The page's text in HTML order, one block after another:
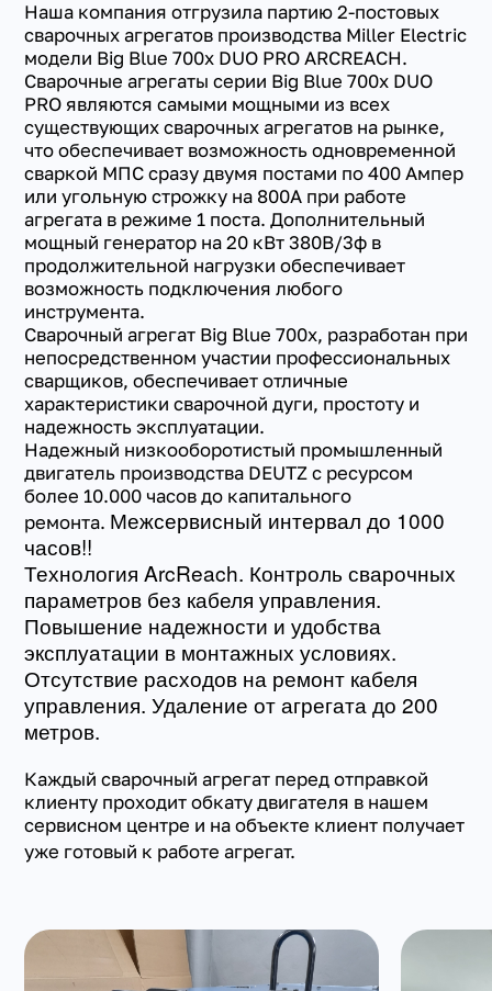
Наша компания отгрузила партию 2-постовых
сварочных агрегатов производства Miller Electric
модели Big Blue 700x DUO PRO ARCREACH.
Сварочные агрегаты серии Big Blue 700x DUO
PRO являются самыми мощными из всех
существующих сварочных агрегатов на рынке,
что обеспечивает возможность одновременной
сваркой МПС сразу двумя постами по 400 Ампер
или угольную строжку на 800А при работе
агрегата в режиме 1 поста. Дополнительный
мощный генератор на 20 кВт 380В/3ф в
продолжительной нагрузки обеспечивает
возможность подключения любого
инструмента.
Сварочный агрегат Big Blue 700x, разработан при
непосредственном участии профессиональных
сварщиков, обеспечивает отличные
характеристики сварочной дуги, простоту и
надежность эксплуатации.
Надежный низкооборотистый промышленный
двигатель производства DEUTZ с ресурсом
более 10.000 часов до капитального
ремонта. Межсервисный интервал до 1000
часов!!
Технология ArcReach. Контроль сварочных
параметров без кабеля управления.
Повышение надежности и удобства
эксплуатации в монтажных условиях.
Отсутствие расходов на ремонт кабеля
управления. Удаление от агрегата до 200
метров.
Каждый сварочный агрегат перед отправкой
клиенту проходит обкату двигателя в нашем
сервисном центре и на объекте клиент получает
уже готовый к работе агрегат.